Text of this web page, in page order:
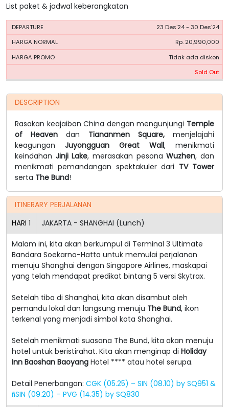
List paket & jadwal keberangkatan
PERIODE
HARGA
23 Des'24 - 30 Des'24
Rp. 20,990,000
Tidak ada diskon
Sold Out
DESCRIPTION
Rasakan keajaiban China dengan mengunjungi Temple
of Heaven dan Tiananmen Square,menjelajahi
keagungan Juyongguan Great Wall, menikmati
keindahan Jinji Lake, merasakan pesonaWuzhen, dan
menikmati pemandangan spektakuler dari TV Tower
serta The Bund!
ITINERARY PERJALANAN
HARI 1 JAKARTA - SHANGHAI (Lunch)
Malam ini, kita akan berkumpul di Terminal 3 Ultimate
Bandara Soekarno-Hatta untuk memulai perjalanan
menuju Shanghai dengan Singapore Airlines, maskapai
yang telah mendapat predikat bintang 5 versi Skytrax.
Setelah tiba di Shanghai, kita akan disambut oleh
pemandu lokal dan langsung menuju The Bund, ikon
terkenal yang menjadi simbol kota Shanghai.
Setelah menikmati suasana The Bund, kita akan menuju
hotel untuk beristirahat. Kita akan menginap di Holiday
Inn Baoshan Baoyang Hotel **** atau hotel serupa.
Detail Penerbangan: CGK (05.25) – SIN (08.10) by SQ951 &
ñSIN (09.20) – PVG (14.35) by SQ830